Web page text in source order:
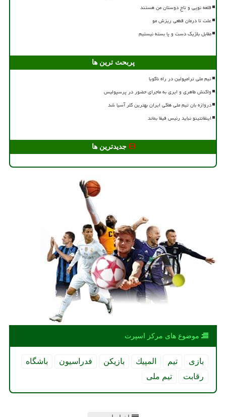
قلعه نویی و تاج دوستان من هستند
علت تا درمان قطعی ریزش مو
مقابل بلژیک دست و پا بسته نیستیم
پربحث ترین ها
تیم ملی ترامپولین در راه ناگویا
واکنش طاهری و ایری به ماجرای حضور در پرسپولیس
دروازه بان تیم ملی هاکی ایران بهترین گلر آسیا شد
اینفانتینو نباید رئیس فیفا بماند
جدیدترین ها
موضوع های مركز اسپرت
بازی تیم المپیك بازیكن فدراسیون
باشگاه
رقابت
تیم ملی